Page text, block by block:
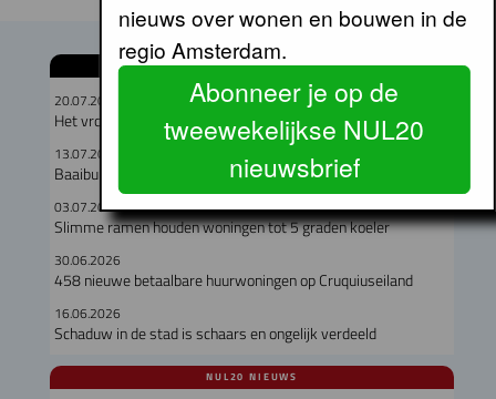
GERELATEERDE ARTIKELEN
20.07.2026
Het vrouwelijk perspectief bij gebiedsontwikkeling
13.07.2026
Baaibuurt West moet eigenzinnige woon-werkwijk worden
03.07.2026
Slimme ramen houden woningen tot 5 graden koeler
30.06.2026
458 nieuwe betaalbare huurwoningen op Cruquiuseiland
16.06.2026
Schaduw in de stad is schaars en ongelijk verdeeld
NUL20 NIEUWS
nieuws over wonen en bouwen in de
regio Amsterdam.
Abonneer je op de
tweewekelijkse NUL20
nieuwsbrief